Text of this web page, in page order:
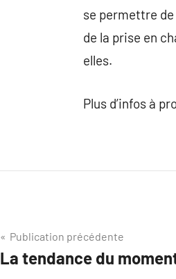
se permettre de
de la prise en
elles.
Plus d’infos à
Navigation
de
Publication précédente
La tendance du